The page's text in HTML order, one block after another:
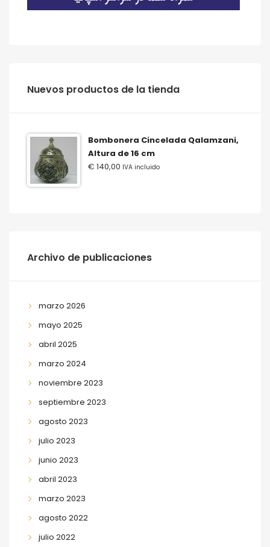
‫‪Nuevos‬‬ ‫‪productos‬‬ ‫‪de‬‬ ‫‪la‬‬ ‫‪tienda‬‬
Bombonera Cincelada Qalamzani,
Altura de 16 cm
€ 140,00 IVA incluido
Archivo de publicaciones
marzo 2026
mayo 2025
abril 2025
marzo 2024
noviembre 2023
septiembre 2023
agosto 2023
julio 2023
junio 2023
abril 2023
marzo 2023
agosto 2022
julio 2022